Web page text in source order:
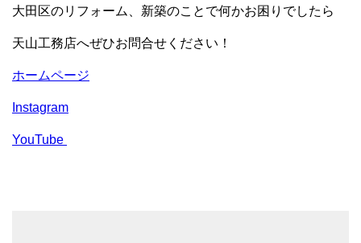
大田区のリフォーム、新築のことで何かお困りでしたら
天山工務店へぜひお問合せください！
ホームページ
Instagram
YouTube